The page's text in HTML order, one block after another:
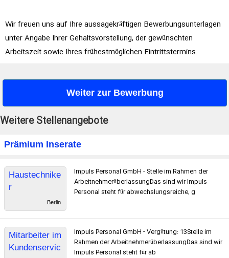
Wir freuen uns auf Ihre aussagekräftigen Bewerbungsunterlagen
unter Angabe Ihrer Gehaltsvorstellung, der gewünschten
Arbeitszeit sowie Ihres frühestmöglichen Eintrittstermins.
Weiter zur Bewerbung
Weitere Stellenangebote
Prämium Inserate
Haustechnike
r
Berlin
Impuls Personal GmbH - Stelle im Rahmen der
ArbeitnehmerüberlassungDas sind wir Impuls
Personal steht für abwechslungsreiche, g
Mitarbeiter im
Kundenservic
Impuls Personal GmbH - Vergütung: 13Stelle im
Rahmen der ArbeitnehmerüberlassungDas sind wir
Impuls Personal steht für ab